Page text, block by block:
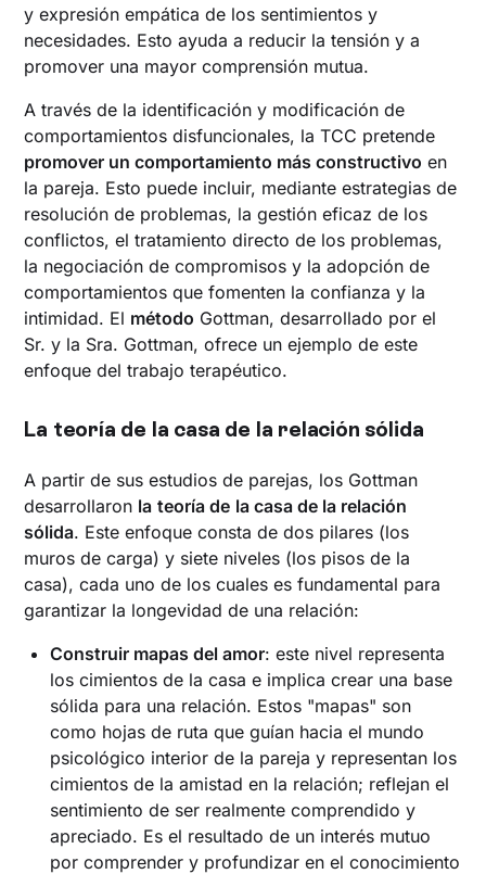
y expresión empática de los sentimientos y
necesidades. Esto ayuda a reducir la tensión y a
promover una mayor comprensión mutua.
A través de la identificación y modificación de
comportamientos disfuncionales, la TCC pretende
promover un comportamiento más constructivo en
la pareja. Esto puede incluir, mediante estrategias de
resolución de problemas, la gestión eficaz de los
conflictos, el tratamiento directo de los problemas,
la negociación de compromisos y la adopción de
comportamientos que fomenten la confianza y la
intimidad. El método Gottman, desarrollado por el
Sr. y la Sra. Gottman, ofrece un ejemplo de este
enfoque del trabajo terapéutico.
La teoría de la casa de la relación sólida
A partir de sus estudios de parejas, los Gottman
desarrollaron la teoría de la casa de la relación
sólida. Este enfoque consta de dos pilares (los
muros de carga) y siete niveles (los pisos de la
casa), cada uno de los cuales es fundamental para
garantizar la longevidad de una relación:
Construir mapas del amor: este nivel representa
los cimientos de la casa e implica crear una base
sólida para una relación. Estos "mapas" son
como hojas de ruta que guían hacia el mundo
psicológico interior de la pareja y representan los
cimientos de la amistad en la relación; reflejan el
sentimiento de ser realmente comprendido y
apreciado. Es el resultado de un interés mutuo
por comprender y profundizar en el conocimiento